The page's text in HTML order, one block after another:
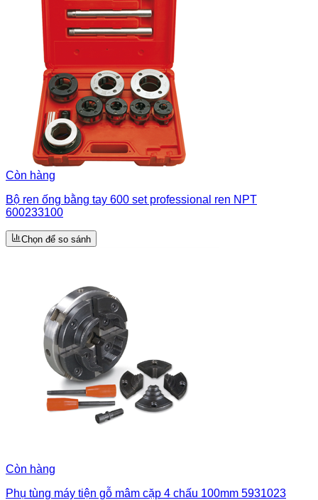
Còn hàng
Bộ ren ống bằng tay 600 set professional ren NPT
600233100
Chọn để so sánh
Còn hàng
Phụ tùng máy tiện gỗ mâm cặp 4 chấu 100mm 5931023